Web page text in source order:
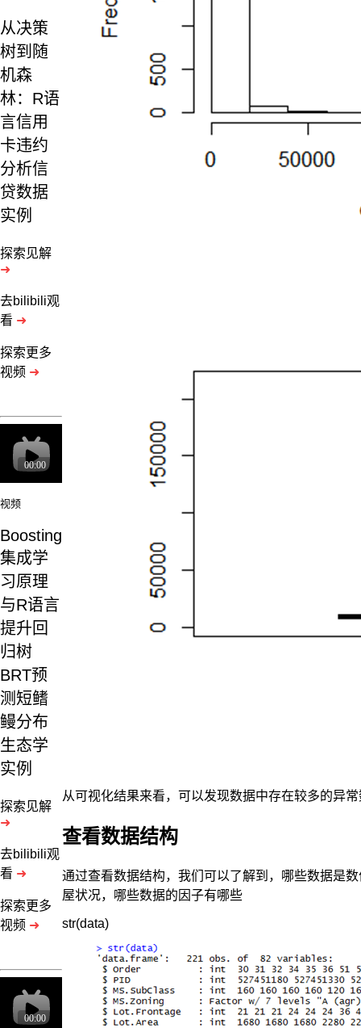
房
的
价
由
众
多
因
从决策
树到随
机森
林：R语
言信用
卡违约
分析信
贷数据
实例
探索见解
➜
去bilibili观
看 ➜
探索更多
视频 ➜
视频
Boosting
集成学
习原理
与R语言
提升回
归树
BRT预
测短鳍
鳗分布
生态学
实例
探索见解
➜
去bilibili观
看 ➜
探索更多
视频 ➜
从可视化结果来看，可以发现数据中存在较多的异
查看数据结构
通过查看数据结构，我们可以了解到，哪些数据是
屋状况，哪些数据的因子有哪些